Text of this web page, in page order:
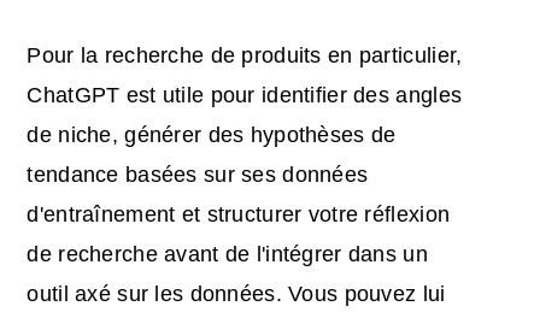
Pour la recherche de produits en particulier,
ChatGPT est utile pour identifier des angles
de niche, générer des hypothèses de
tendance basées sur ses données
d'entraînement et structurer votre réflexion
de recherche avant de l'intégrer dans un
outil axé sur les données. Vous pouvez lui